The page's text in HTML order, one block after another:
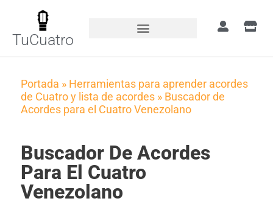
TuCuatro
Portada » Herramientas para aprender acordes
de Cuatro y lista de acordes » Buscador de
Acordes para el Cuatro Venezolano
Buscador De Acordes
Para El Cuatro
Venezolano